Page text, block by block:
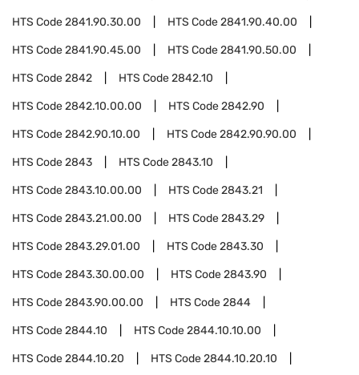
HTS Code2841.90.30.00 HTS Code2841.90.40.00
HTS Code2841.90.45.00 HTS Code2841.90.50.00
HTS Code2842 HTS Code2842.10
HTS Code2842.10.00.00 HTS Code2842.90
HTS Code2842.90.10.00 HTS Code2842.90.90.00
HTS Code2843 HTS Code2843.10
HTS Code2843.10.00.00 HTS Code2843.21
HTS Code2843.21.00.00 HTS Code2843.29
HTS Code2843.29.01.00 HTS Code2843.30
HTS Code2843.30.00.00 HTS Code2843.90
HTS Code2843.90.00.00 HTS Code2844
HTS Code2844.10 HTS Code2844.10.10.00
HTS Code2844.10.20 HTS Code2844.10.20.10